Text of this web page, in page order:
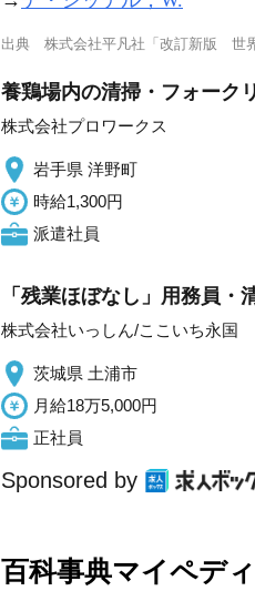
出典 株式会社平凡社「改訂新版 世
養鶏場内の清掃・フォーク
株式会社プロワークス
岩手県 洋野町
時給1,300円
派遣社員
「残業ほぼなし」用務員
株式会社いっしん/ここいち永国
茨城県 土浦市
月給18万5,000円
正社員
Sponsored by
百科事典マイペデ